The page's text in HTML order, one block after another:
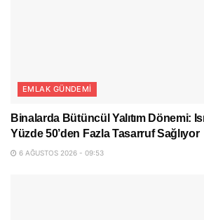
EMLAK GÜNDEMI
Binalarda Bütüncül Yalıtım Dönemi: Isı
Yüzde 50’den Fazla Tasarruf Sağlıyor
6 AĞUSTOS 2026 - 09:53